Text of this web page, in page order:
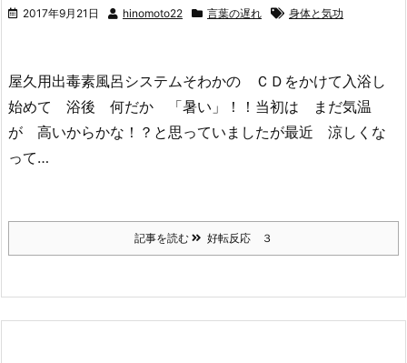
2017年9月21日 hinomoto22 言葉の遅れ 身体と気功
屋久用出毒素風呂システムそわかの ＣＤをかけて入浴し
始めて 浴後 何だか 「暑い」！！当初は まだ気温
が 高いからかな！？と思っていましたが最近 涼しくな
って…
記事を読む 好転反応 ３